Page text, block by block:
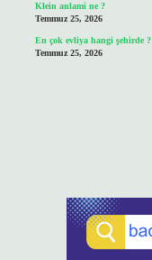
Klein anlami ne ?
Temmuz 25, 2026
En çok evliya hangi şehirde ?
Temmuz 25, 2026